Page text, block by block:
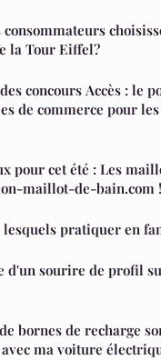
la Tour Eiffel?
concours Accès : le
de commerce pour
pour cet été : Les
maillot-de-bain.com !
lesquels pratiquer en
d'un sourire de profil
bornes de recharge
ma voiture